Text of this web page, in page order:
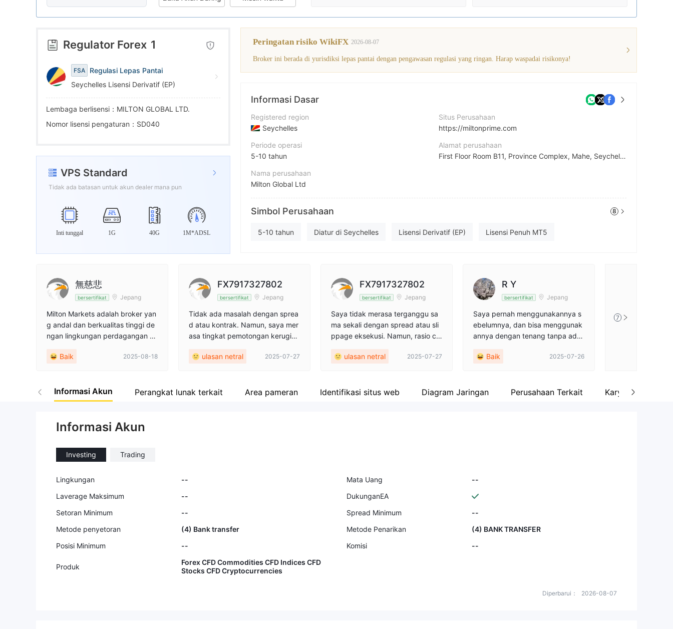
5
6
7
8
9
6
7
8
9
5
6
7
8
9
Regulator Forex 1
FSA
Regulasi Lepas Pantai
Seychelles Lisensi Derivatif (EP)
Lembaga berlisensi：MILTON GLOBAL LTD.
Nomor lisensi pengaturan：SD040
VPS Standard
Tidak ada batasan untuk akun dealer mana pun
Inti tunggal 1G 40G 1M*ADSL
Peringatan risiko WikiFX 2026-08-07
Broker ini berada di yurisdiksi lepas pantai dengan pengawasan regulasi yang ringan. Harap waspadai risikonya!
Informasi Dasar
Registered region
Seychelles
Periode operasi
5-10 tahun
Nama perusahaan
Milton Global Ltd
Singkatan
MiltonPrime
Karyawan perusahaan
Situs Perusahaan
https://miltonprime.com
Alamat perusahaan
First Floor Room B11, Province Complex, Mahe, Seychelles
Simbol Perusahaan 8
5-10 tahun Diatur di Seychelles Lisensi Derivatif (EP) Lisensi Penuh MT5
無慈悲
bersertifikat Jepang
Milton Markets adalah broker yan
g andal dan berkualitas tinggi de
ngan lingkungan perdagangan ya
Baik
2025-08-18
FX7917327802
bersertifikat Jepang
Tidak ada masalah dengan sprea
d atau kontrak. Namun, saya mer
asa tingkat pemotongan kerugian
ng memulai dengan modal kecil.
ulasan netral 2025-07-27
FX7917327802
bersertifikat Jepang
Saya tidak merasa terganggu sa
ma sekali dengan spread atau sli
ppage eksekusi. Namun, rasio cu
gi mereka yang memulai dengan
ulasan netral 2025-07-27
R Y
bersertifikat Jepang
Saya pernah menggunakannya s
ebelumnya, dan bisa menggunak
annya dengan tenang tanpa ada
gal. Rasa aman dari perusahaan y
Baik 2025-07-26
7
Informasi Akun Perangkat lunak terkait Area pameran Identifikasi situs web Diagram Jaringan Perusahaan Terkait Karyawan
Informasi Akun
Investing Trading
Lingkungan -- Mata Uang
--
Laverage Maksimum
--
DukunganEA
Setoran Minimum
-- Spread Minimum
--
Metode penyetoran
(4) Bank transfer Metode Penarikan
(4) BANK TRANSFER
Posisi Minimum
-- Komisi --
Produk
Forex CFD Commodities CFD Indices CFD
Stocks CFD Cryptocurrencies
Diperbarui： 2026-08-07